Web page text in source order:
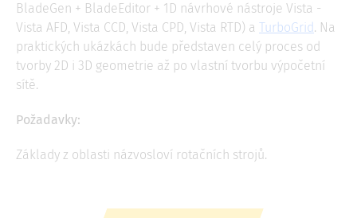
BladeGen + BladeEditor + 1D návrhové nástroje Vista -
Vista AFD, Vista CCD, Vista CPD, Vista RTD) a TurboGrid. Na
praktických ukázkách bude představen celý proces od
tvorby 2D i 3D geometrie až po vlastní tvorbu výpočetní
sítě.
Požadavky:
Základy z oblasti názvosloví rotačních strojů.